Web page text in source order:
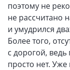
поэтому не
не рассчитано
и умудрился
Более того,
с дорогой,
просто нет.